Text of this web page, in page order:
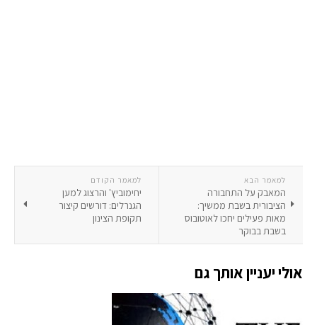
למאמר הקודם
יחימוביץ' והרצוג למען
הגנרלים: דורשים קיצור
תקופת הצינון
למאמר הבא
המאבק על התחבורה
הציבורית בשבת ממשיך:
מאות פעילים יחכו לאוטובוס
בשבת בבוקר
אולי יעניין אותך גם